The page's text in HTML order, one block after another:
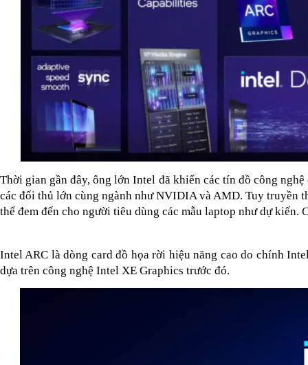
Thời gian gần đây, ông lớn Intel đã khiến các tín đồ công
các đối thủ lớn cùng ngành như NVIDIA và AMD. Tuy truyền
thể đem đến cho người tiêu dùng các mẫu laptop như dự kiến.
Intel ARC là dòng card đồ họa rời hiệu năng cao do chính
dựa trên công nghệ Intel XE Graphics trước đó.